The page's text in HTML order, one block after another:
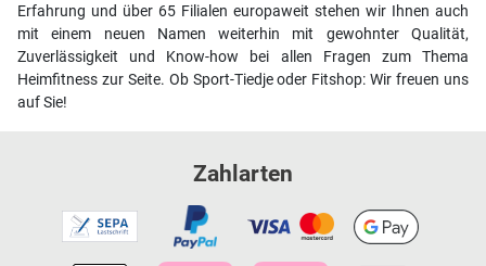
Erfahrung und über 65 Filialen europaweit stehen wir Ihnen auch
mit einem neuen Namen weiterhin mit gewohnter Qualität,
Zuverlässigkeit und Know-how bei allen Fragen zum Thema
Heimfitness zur Seite. Ob Sport-Tiedje oder Fitshop: Wir freuen uns
auf Sie!
Zahlarten